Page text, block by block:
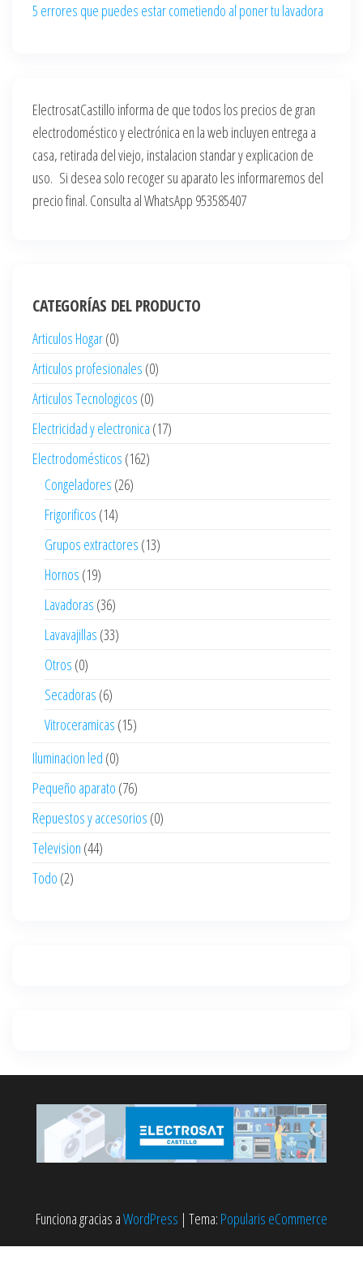
5 errores que puedes estar cometiendo al poner tu lavadora
ElectrosatCastillo informa de que todos los precios de gran
electrodoméstico y electrónica en la web incluyen entrega a
casa, retirada del viejo, instalacion standar y explicacion de
uso. Si desea solo recoger su aparato les informaremos del
precio final. Consulta al WhatsApp 953585407
CATEGORÍAS DEL PRODUCTO
Articulos Hogar(0)
Articulos profesionales (0)
Articulos Tecnologicos (0)
Electricidad y electronica (17)
Electrodomésticos (162)
Congeladores (26)
Frigorificos (14)
Grupos extractores (13)
Hornos (19)
Lavadoras (36)
Lavavajillas (33)
Otros (0)
Secadoras (6)
Vitroceramicas (15)
Iluminacion led (0)
Pequeño aparato (76)
Repuestos y accesorios (0)
Television (44)
Todo (2)
Funciona gracias aWordPress | Tema: Popularis eCommerce